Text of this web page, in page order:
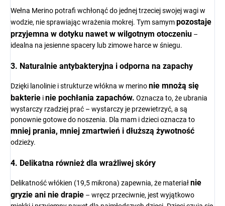
Wełna Merino potrafi wchłonąć do jednej trzeciej swojej wagi w
wodzie, nie sprawiając wrażenia mokrej. Tym samympozostaje
przyjemna w dotyku nawet w wilgotnym otoczeniu –
idealna na jesienne spacery lub zimowe harce w śniegu.
3. Naturalnie antybakteryjna i odporna na zapachy
Dzięki lanolinie i strukturze włókna w merinonie mnożą się
bakterie inie pochłania zapachów. Oznacza to, że ubrania
wystarczy rzadziej prać – wystarczy je przewietrzyć, a są
ponownie gotowe do noszenia. Dla mam i dzieci oznacza to
mniej prania, mniej zmartwień i dłuższą żywotność
odzieży.
4. Delikatna również dla wrażliwej skóry
Delikatność włókien (19,5 mikrona) zapewnia, że materiałnie
gryzie ani nie drapie – wręcz przeciwnie, jest wyjątkowo